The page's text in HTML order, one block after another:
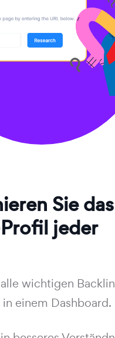
Sie das
jeder
wichtigen
einem Dashboard.